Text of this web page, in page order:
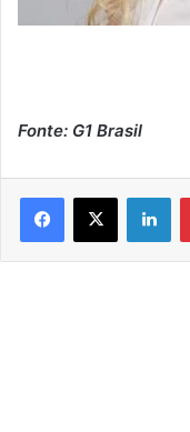
Fonte: G1 Brasil